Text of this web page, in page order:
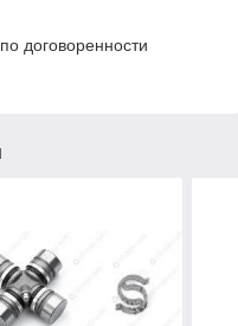
договоренности